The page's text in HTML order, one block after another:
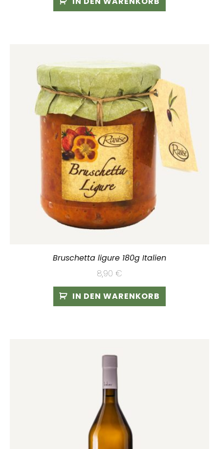
Bruschetta ligure 180g Italien
8,90 €
IN DEN WARENKORB